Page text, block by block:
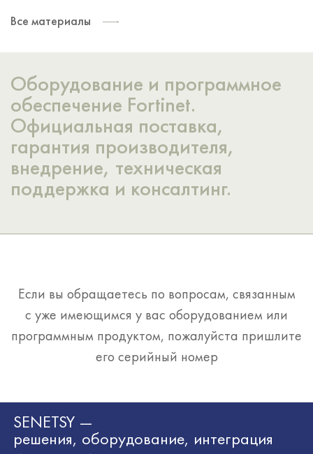
Все материалы
Оборудование и программное
обеспечение Fortinet.
Официальная поставка,
гарантия производителя,
внедрение, техническая
поддержка и консалтинг.
Если вы обращаетесь по вопросам, связанным
с уже имеющимся у вас оборудованием или
программным продуктом, пожалуйста пришлите
его серийный номер
SENETSY —
решения, оборудование, интеграция